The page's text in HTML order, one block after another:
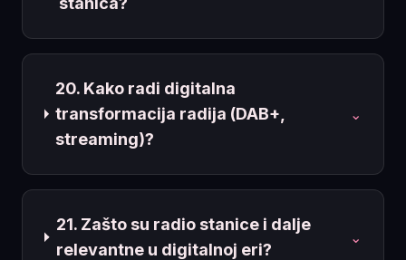
20. Kako radi digitalna
transformacija radija (DAB+,
streaming)?
⌄
21. Zašto su radio stanice i dalje
relevantne u digitalnoj eri?
⌄